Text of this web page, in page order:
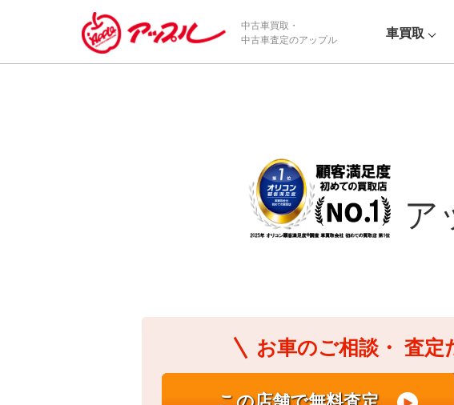
/*ABテスト_新規査定フォームの為のCVボタン*/
中古車買取・
中古車査定のアップル
車買取
ア
お車のご相談・ 査定